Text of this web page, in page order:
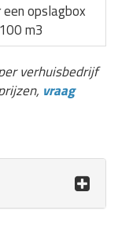
een opslagbox
m3
verhuisbedrijf
vraag